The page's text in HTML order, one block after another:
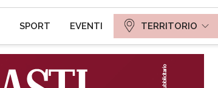
SPORT EVENTI TERRITORIO